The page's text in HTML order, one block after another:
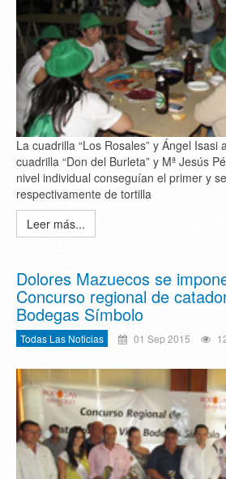
La cuadrilla “Los Rosales” y Ángel Isasi
cuadrilla “Don del Burleta” y Mª Jesús
nivel individual conseguían el primer y
respectivamente de tortilla
Leer más...
Dolores Mazuecos se
Concurso regional de
Bodegas Símbolo
Todas Las Noticias 01 Sep 2015